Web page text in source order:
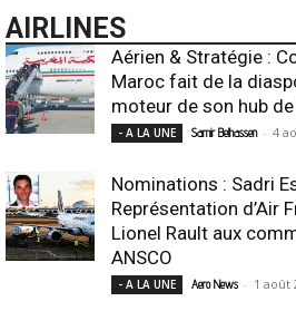
AIRLINES
Aérien & Stratégie :
Maroc fait de la
moteur de son hub
- A LA UNE Samir Belhassen - 4
Nominations : Sadri
Représentation d’Air
Lionel Rault aux
ANSCO
- A LA UNE Aero News - 1 août